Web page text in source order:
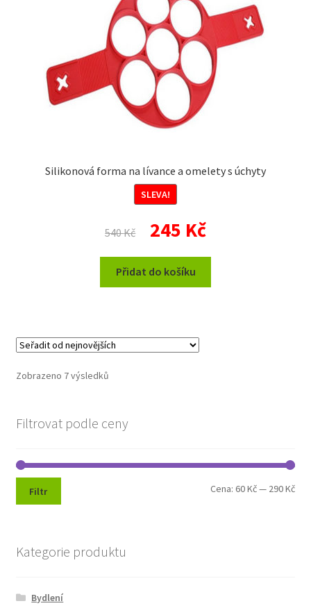
Silikonová forma na lívance a omelety s úchyty
SLEVA!
540Kč
Původní
cena
byla:
540 Kč.
245 KčAktuální
cena
je:
Přidat do košíku
Zobrazeno 7 výsledkůSeřazeno
Filtrovat podle ceny
Filtr Cena: 60 Kč— 290 Kč
Kategorie produktu
Bydlení